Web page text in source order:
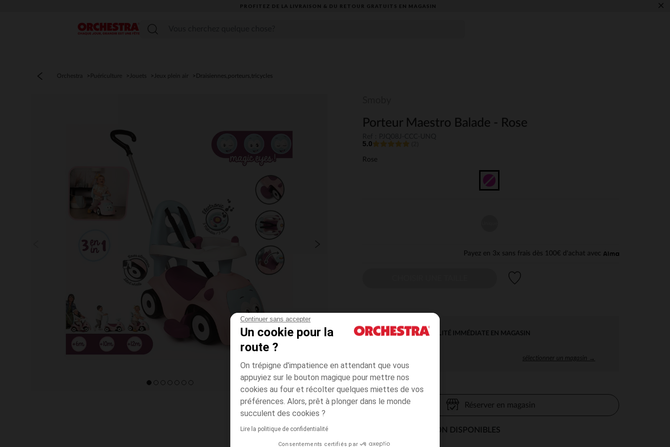
Continuer sans accepter
Un cookie pour la
route ?
On trépigne d'impatience en attendant que vous
appuyiez sur le bouton magique pour mettre nos
cookies au four et récolter quelques miettes de vos
préférences. Alors, prêt à plonger dans le monde
succulent des cookies ?
Lire la politique de confidentialité
Consentements certifiés par
PROFITEZ DE LA LIVRAISON & DU RETOUR GRATUITS EN MAGASIN​ ×
Menu
Orchestra Puériculture Jouets Jeux plein air Draisiennes,porteurs,tricycles
Porteur Maestro Balade - Rose
5.0
Rose
Payez en 3x sans frais dès 100€ d'achat avec
DISPONIBILITÉ IMMÉDIATE EN MAGASIN
sélectionner un magasin →
Réserver en magasin
MODES DE LIVRAISON DISPONIBLES